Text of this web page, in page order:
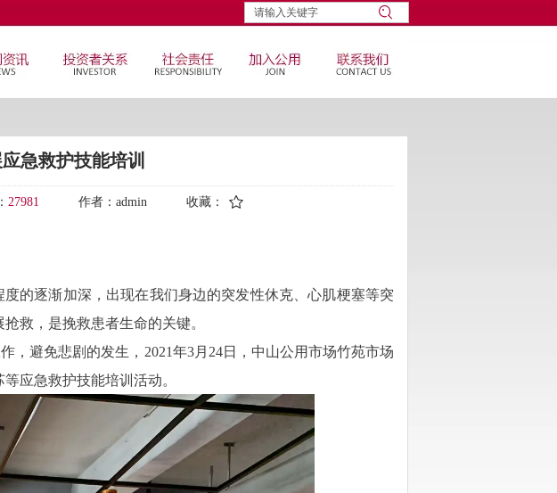
急救护技能培训
27981 作者： admin 收藏：
的逐渐加深，出现在我们身边的突发性休克、心肌梗塞等突
救，是挽救患者生命的关键。
避免悲剧的发生，2021年3月24日，中山公用市场竹苑市场
应急救护技能培训活动。